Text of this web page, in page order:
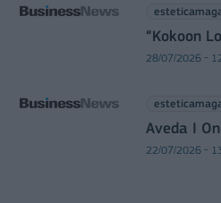
“Kokoon
28/07/2026 -
Aveda I
22/07/2026 -